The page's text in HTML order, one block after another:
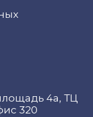
4а, ТЦ
320